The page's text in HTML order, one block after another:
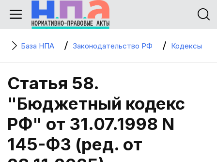
База НПА Законодательство РФ Кодексы
Статья 58.
"Бюджетный кодекс
РФ" от 31.07.1998 N
145-ФЗ (ред. от